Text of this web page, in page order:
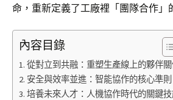
命，重新定義了工廠裡「團隊合作」
內容目錄
從對立到共融：重塑生產線上的夥伴
安全與效率並進：智能協作的核心準則
培養未來人才：人機協作時代的關鍵